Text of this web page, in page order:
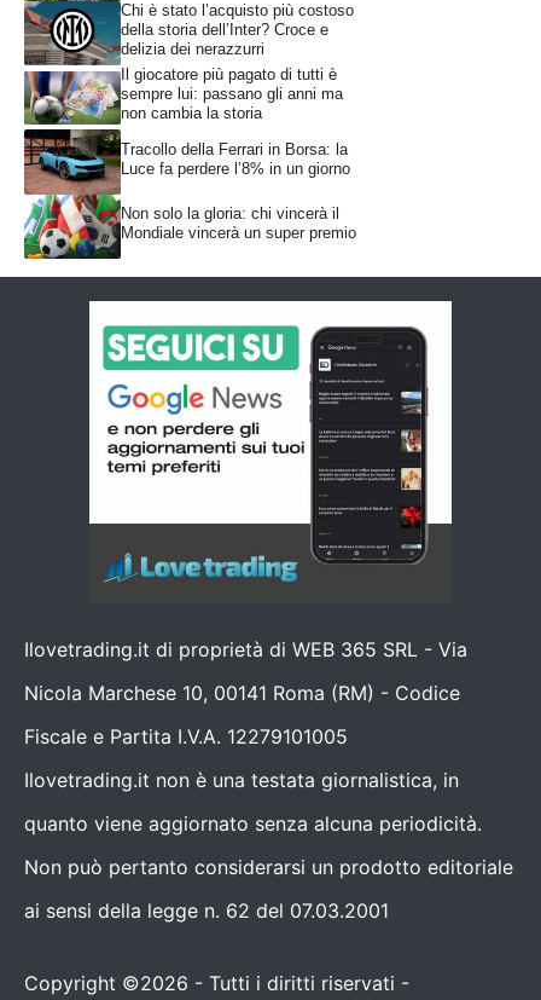
Chi è stato l’acquisto più costoso
della storia dell’Inter? Croce e
delizia dei nerazzurri
Il giocatore più pagato di tutti è
sempre lui: passano gli anni ma
non cambia la storia
Tracollo della Ferrari in Borsa: la
Luce fa perdere l’8% in un giorno
Non solo la gloria: chi vincerà il
Mondiale vincerà un super premio
Ilovetrading.it di proprietà di WEB 365 SRL - Via
Nicola Marchese 10, 00141 Roma (RM) - Codice
Fiscale e Partita I.V.A. 12279101005
Ilovetrading.it non è una testata giornalistica, in
quanto viene aggiornato senza alcuna periodicità.
Non può pertanto considerarsi un prodotto editoriale
ai sensi della legge n. 62 del 07.03.2001
Copyright ©2026 - Tutti i diritti riservati -